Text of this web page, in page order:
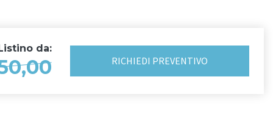
da:
RICHIEDI PREVENTIVO